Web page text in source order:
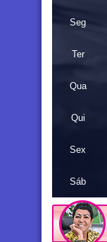
Seg
Ter
Qua
Qui
Sex
Sáb